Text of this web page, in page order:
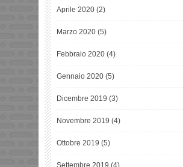
Aprile 2020 (2)
Marzo 2020 (5)
Febbraio 2020 (4)
Gennaio 2020 (5)
Dicembre 2019 (3)
Novembre 2019 (4)
Ottobre 2019 (5)
Settembre 2019 (4)